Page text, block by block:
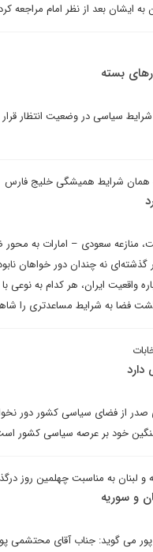
به ایشان بعد از نظر امام
بسته
سیاسی در وضعیت انتظار
همان شرایط همیشگی خلیج فارس
منازعه سعودی – امارات به
گذشته‌ای نه چندان دور خواهان
واقعیت ایران، هر کدام به نوعی
فضا به شرایط مساعدتری را
از فضای سیاسی کشور دور
خود بر عرصه سیاسی کشور
و لبنان به مناسبت چهلمین روز
و سوریه
می گوید: جناب آقای محتشمی پور